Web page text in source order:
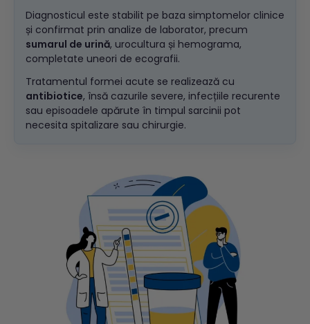
Diagnosticul este stabilit pe baza simptomelor clinice
și confirmat prin analize de laborator, precum
sumarul de urină, urocultura și hemograma,
completate uneori de ecografii.
Tratamentul formei acute se realizează cu
antibiotice, însă cazurile severe, infecțiile recurente
sau episoadele apărute în timpul sarcinii pot
necesita spitalizare sau chirurgie.